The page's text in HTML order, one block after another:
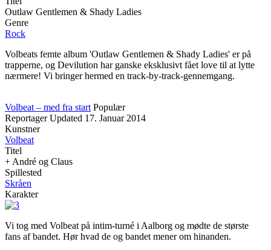
Outlaw Gentlemen & Shady Ladies
Genre
Rock
Volbeats femte album 'Outlaw Gentlemen & Shady Ladies' er på
trapperne, og Devilution har ganske eksklusivt fået love til at lytte
nærmere! Vi bringer hermed en track-by-track-gennemgang.
Volbeat – med fra start Populær
Reportager Updated 17. Januar 2014
Kunstner
Volbeat
Titel
+ André og Claus
Spillested
Skråen
Karakter
Vi tog med Volbeat på intim-turné i Aalborg og mødte de største
fans af bandet. Hør hvad de og bandet mener om hinanden.